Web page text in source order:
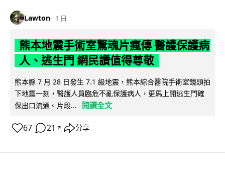
Lawton 1 日
熊本地震手術室驚魂片瘋傳 醫護保護病
人、逃生門 網民讚值得尊敬
熊本縣 7 月 28 日發生 7.1 級地震，熊本綜合醫院手術室鏡頭拍
下地震一刻，醫護人員臨危不亂保護病人，更馬上開逃生門確
保出口流通。片段...
閱讀全文
67 21 ↗ 分享